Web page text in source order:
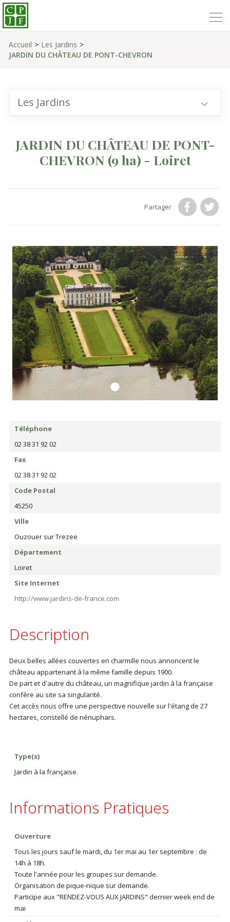
Accueil
Les Jardins
JARDIN DU CHÂTEAU DE PONT-CHEVRON
Les Jardins
JARDIN DU CHÂTEAU DE PONT-
CHEVRON (9 ha) - Loiret
Partager
Téléphone
02 38 31 92 02
Fax
02 38 31 92 02
Code Postal
45250
Ville
Ouzouer sur Trezee
Département
Loiret
Site Internet
http://www.jardins-de-france.com
Description
Deux belles allées couvertes en charmille nous annoncent le
château appartenant à la même famille depuis 1900.
De part et d'autre du château, un magnifique jardin à la française
confère au site sa singularité.
Cet accès nous offre une perspective nouvelle sur l'étang de 27
hectares, constellé de nénuphars.
Type(s)
Jardin à la française.
Informations Pratiques
Ouverture
Tous les jours sauf le mardi, du 1er mai au 1er septembre : de
14h à 18h.
Toute l'année pour les groupes sur demande.
Organisation de pique-nique sur demande.
Participe aux "RENDEZ-VOUS AUX JARDINS" dernier week end de
mai